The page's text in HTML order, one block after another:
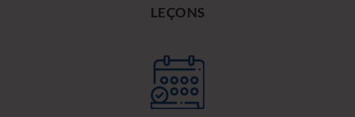
LEÇONS